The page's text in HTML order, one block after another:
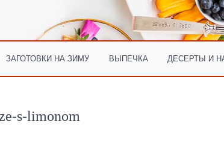
ЗАГОТОВКИ НА ЗИМУ ВЫПЕЧКА ДЕСЕРТЫ И
s-limonom